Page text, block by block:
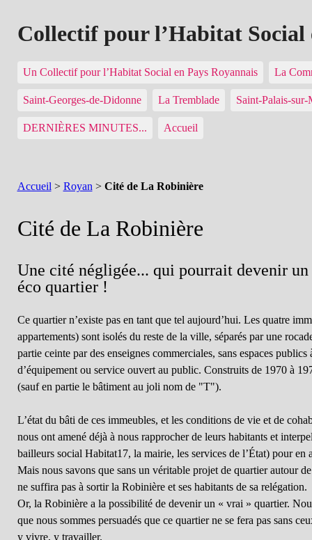
Collectif pour l’Habitat Social
Un Collectif pour l’Habitat Social en Pays Royannais La
Saint-Georges-de-Didonne La Tremblade Saint-Palais-sur-
DERNIÈRES MINUTES... Accueil
Accueil > Royan > Cité de La Robinière
Cité de La Robinière
Une cité négligée... qui pourrait devenir
éco quartier !
Ce quartier n’existe pas en tant que tel aujourd’hui. Les quatre
appartements) sont isolés du reste de la ville, séparés par une
partie ceinte par des enseignes commerciales, sans espaces
d’équipement ou service ouvert au public. Construits de 1970 à
(sauf en partie le bâtiment au joli nom de "T").
L’état du bâti de ces immeubles, et les conditions de vie et de
nous ont amené déjà à nous rapprocher de leurs habitants et
bailleurs social Habitat17, la mairie, les services de l’État) pour en
Mais nous savons que sans un véritable projet de quartier autour
ne suffira pas à sortir la Robinière et ses habitants de sa relégation.
Or, la Robinière a la possibilité de devenir un « vrai » quartier.
que nous sommes persuadés que ce quartier ne se fera pas sans
y vivre, y travailler.